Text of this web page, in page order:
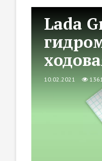
Lada
10.02.2021